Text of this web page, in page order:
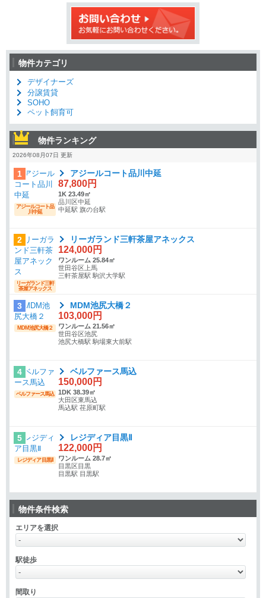
物件カテゴリ
デザイナーズ
分譲賃貸
SOHO
ペット飼育可
物件ランキング
2026年08月07日 更新
1
アジールコート品
川中延
アジールコート品川中延
87,800円
1K 23.49㎡
品川区中延
中延駅 旗の台駅
2
リーガランド三軒
茶屋アネックス
リーガランド三軒茶屋アネックス
124,000円
ワンルーム 25.84㎡
世田谷区上馬
三軒茶屋駅 駒沢大学駅
3
MDM池尻大橋２
MDM池尻大橋２
103,000円
ワンルーム 21.56㎡
世田谷区池尻
池尻大橋駅 駒場東大前駅
4
ベルファース馬込
ベルファース馬込
150,000円
1DK 38.39㎡
大田区東馬込
馬込駅 荏原町駅
5
レジディア目黒Ⅱ
レジディア目黒Ⅱ
122,000円
ワンルーム 28.7㎡
目黒区目黒
目黒駅 目黒駅
物件条件検索
エリアを選択
駅徒歩
間取り